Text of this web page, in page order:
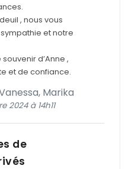
, nous vous
et notre
d’Anne ,
et de confiance.
Marika
2024 à 14h11
de